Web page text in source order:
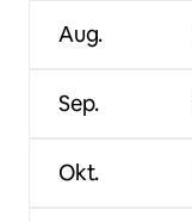
Aug.
Sep.
Okt.